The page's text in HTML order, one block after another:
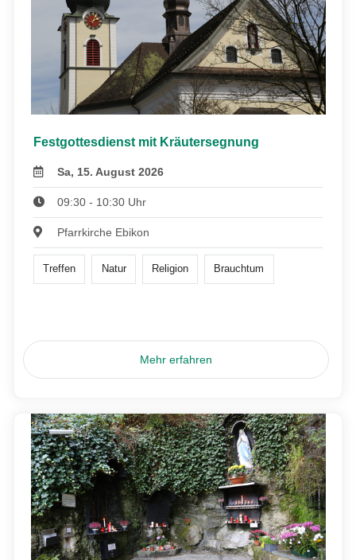
Festgottesdienst mit Kräutersegnung
Sa, 15. August 2026
09:30 - 10:30 Uhr
Pfarrkirche Ebikon
Treffen Natur Religion Brauchtum
Mehr erfahren